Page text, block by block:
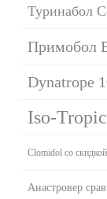
Туринабол
Примобол
Dynatrope
Iso-
Clomidol со
Анастровер